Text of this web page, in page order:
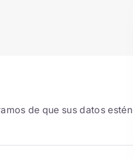
de que sus datos estén